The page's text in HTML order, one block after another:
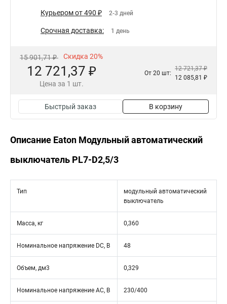
Курьером от 490 ₽ 2-3 дней
Срочная доставка: 1 день
15 901,71 ₽ Скидка 20%
12 721,37 ₽
Цена за 1 шт.
От 20 шт:
12 721,37 ₽
12 085,81 ₽
Быстрый заказ В корзину
Описание Eaton Модульный автоматический
выключатель PL7-D2,5/3
Тип
модульный автоматический
выключатель
Масса, кг 0,360
Номинальное напряжение DC, В 48
Объем, дм3 0,329
Номинальное напряжение АС, В 230/400